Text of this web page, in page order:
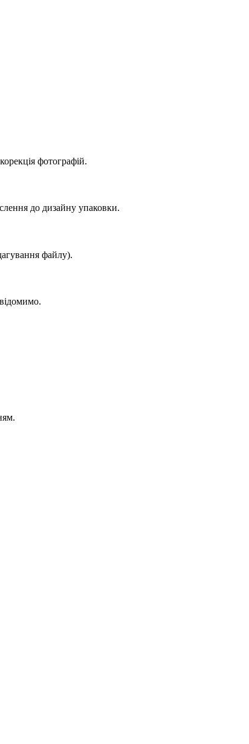
фотографій.
до дизайну упаковки.
файлу).